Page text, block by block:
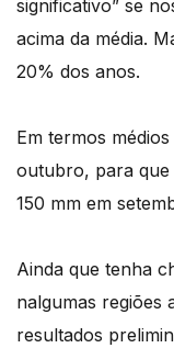
significativo” se
acima da média.
20% dos anos.
Em termos
outubro, para que
150 mm em
Ainda que tenha
nalgumas regiões
resultados